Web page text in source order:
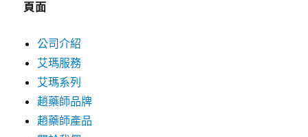
頁面
公司介紹
艾瑪服務
艾瑪系列
趙藥師品牌
趙藥師產品